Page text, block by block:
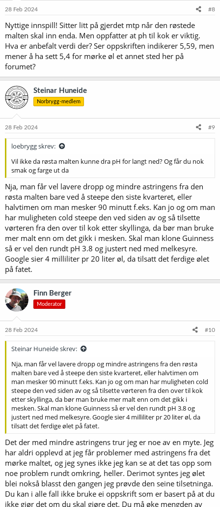
e
:
28 Feb 2024 #8
Nyttige innspill! Sitter litt på gjerdet mtp når den røstede
malten skal inn enda. Men oppfatter at ph til kok er viktig.
Hva er anbefalt verdi der? Ser oppskriften indikerer 5,59, men
mener å ha sett 5,4 for mørke øl et annet sted her på
forumet?
Steinar Huneide
Norbrygg-medlem
28 Feb 2024 #9
loebrygg skrev:
Vil ikke da røsta malten kunne dra pH for langt ned? Og får du nok
smak og farge ut da
Nja, man får vel lavere dropp og mindre astringens fra den
røsta malten bare ved å steepe den siste kvarteret, eller
halvtimen om man mesker 90 minutt f.eks. Kan jo og om man
har muligheten cold steepe den ved siden av og så tilsette
vørteren fra den over til kok etter skyllinga, da bør man bruke
mer malt enn om det gikk i mesken. Skal man klone Guinness
så er vel den rundt pH 3.8 og justert ned med melkesyre.
Google sier 4 milliliter pr 20 liter øl, da tilsatt det ferdige ølet
på fatet.
Finn Berger
Moderator
28 Feb 2024 #10
Steinar Huneide skrev:
Nja, man får vel lavere dropp og mindre astringens fra den røsta
malten bare ved å steepe den siste kvarteret, eller halvtimen om
man mesker 90 minutt f.eks. Kan jo og om man har muligheten cold
steepe den ved siden av og så tilsette vørteren fra den over til kok
etter skyllinga, da bør man bruke mer malt enn om det gikk i
mesken. Skal man klone Guinness så er vel den rundt pH 3.8 og
justert ned med melkesyre. Google sier 4 milliliter pr 20 liter øl, da
tilsatt det ferdige ølet på fatet.
Det der med mindre astringens trur jeg er noe av en myte. Jeg
har aldri opplevd at jeg får problemer med astringens fra det
mørke maltet, og jeg synes ikke jeg kan se at det tas opp som
noe problem rundt omkring, heller. Derimot syntes jeg ølet
blei nokså blasst den gangen jeg prøvde den seine tilsetninga.
Du kan i alle fall ikke bruke ei oppskrift som er basert på at du
ikke gjør det om du skal gjøre det. Du må øke mengden av